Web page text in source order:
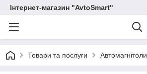
Інтернет-магазин "AvtoSmart"
Товари та послуги Автомагнітоли